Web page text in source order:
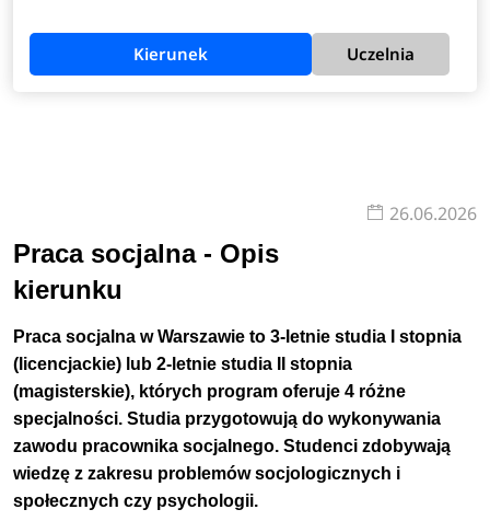
Kierunek Uczelnia
26.06.2026
Praca socjalna - Opis
kierunku
Praca socjalna w Warszawie to 3-letnie studia I stopnia
(licencjackie) lub 2-letnie studia II stopnia
(magisterskie), których program oferuje 4 różne
specjalności. Studia przygotowują do wykonywania
zawodu pracownika socjalnego. Studenci zdobywają
wiedzę z zakresu problemów socjologicznych i
społecznych czy psychologii.